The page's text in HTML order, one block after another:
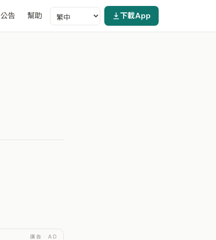
公告 幫助 下載App
廣告 · AD